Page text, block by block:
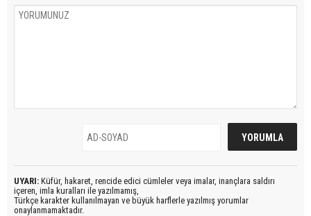
UYARI: Küfür, hakaret, rencide edici cümleler veya imalar, inançlara saldırı
içeren, imla kuralları ile yazılmamış,
Türkçe karakter kullanılmayan ve büyük harflerle yazılmış yorumlar
onaylanmamaktadır.